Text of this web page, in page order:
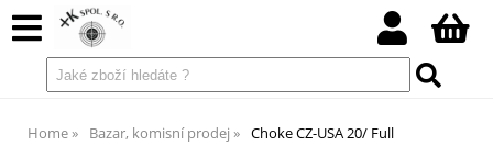
Home Bazar, komisní prodej Choke CZ-USA 20/ Full